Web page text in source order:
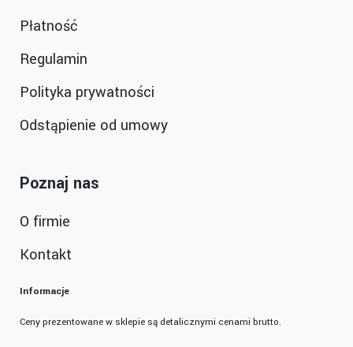
Płatność
Regulamin
Polityka prywatności
Odstąpienie od umowy
Poznaj nas
O firmie
Kontakt
Informacje
Ceny prezentowane w sklepie są detalicznymi cenami brutto.